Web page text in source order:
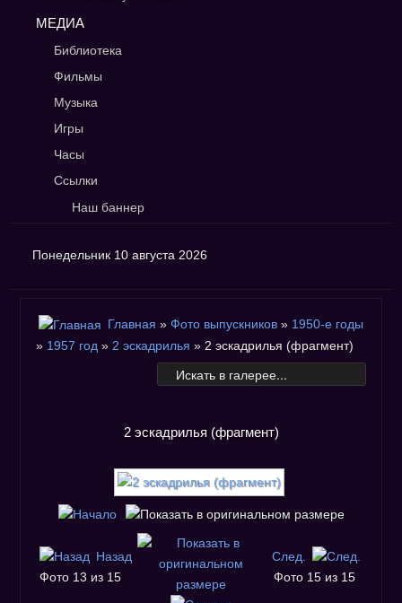
МЕДИА
Библиотека
Фильмы
Музыка
Игры
Часы
Ссылки
Наш баннер
Понедельник 10 августа 2026
Главная » Фото выпускников» 1950-е годы
» 1957 год » 2 эскадрилья » 2 эскадрилья (фрагмент)
2 эскадрилья (фрагмент)
Назад
Фото 13 из 15
След.
Фото 15 из 15